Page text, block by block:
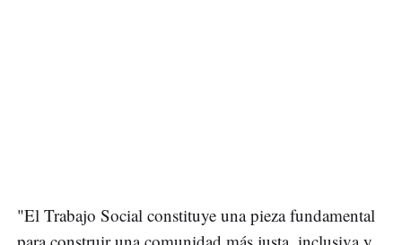
"El Trabajo Social constituye una pieza fundamental